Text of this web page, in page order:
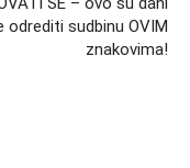
odrediti sudbinu OVIM
znakovima!